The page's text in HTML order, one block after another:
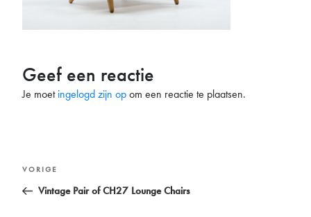
Geef een reactie
Je moetingelogd zijn opom een reactie te plaatsen.
Bericht
navigatie
Vorig
bericht
VORIGE
Vintage Pair of CH27 Lounge Chairs